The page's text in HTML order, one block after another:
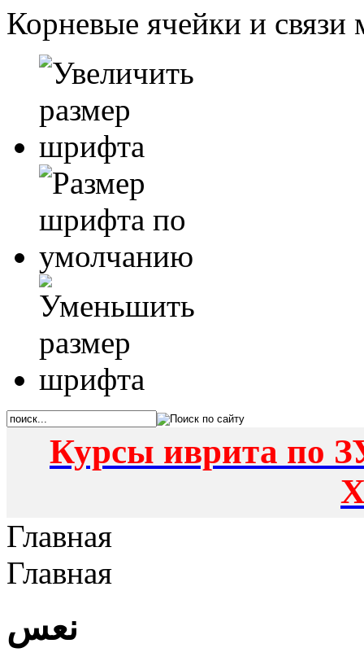
Корневые ячейки и
Курсы иврита по
Главная
Главная
نعس